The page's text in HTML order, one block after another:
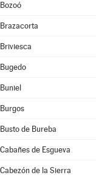
Bozoó
Brazacorta
Briviesca
Bugedo
Buniel
Burgos
Busto de Bureba
Cabañes de Esgueva
Cabezón de la Sierra